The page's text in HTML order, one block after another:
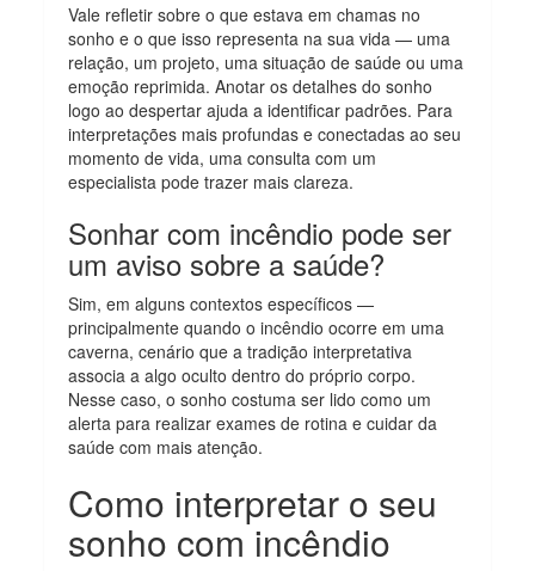
Vale refletir sobre o que estava em chamas no
sonho e o que isso representa na sua vida — uma
relação, um projeto, uma situação de saúde ou uma
emoção reprimida. Anotar os detalhes do sonho
logo ao despertar ajuda a identificar padrões. Para
interpretações mais profundas e conectadas ao seu
momento de vida, uma consulta com um
especialista pode trazer mais clareza.
Sonhar com incêndio pode ser
um aviso sobre a saúde?
Sim, em alguns contextos específicos —
principalmente quando o incêndio ocorre em uma
caverna, cenário que a tradição interpretativa
associa a algo oculto dentro do próprio corpo.
Nesse caso, o sonho costuma ser lido como um
alerta para realizar exames de rotina e cuidar da
saúde com mais atenção.
Como interpretar o seu
sonho com incêndio